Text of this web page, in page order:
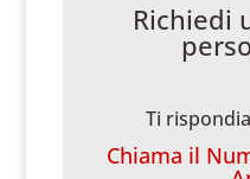
Richiedi
Ti
Chiama il